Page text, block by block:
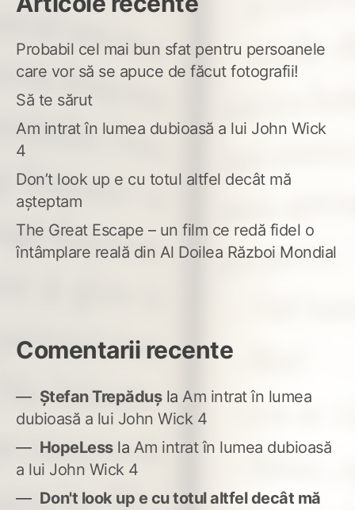
Probabil cel mai bun sfat pentru persoanele
care vor să se apuce de făcut fotografii!
Să te sărut
Am intrat în lumea dubioasă a lui John Wick
4
Don’t look up e cu totul altfel decât mă
așteptam
The Great Escape – un film ce redă fidel o
întâmplare reală din Al Doilea Război Mondial
Comentarii recente
Ștefan Trepădușla Am intrat în lumea
dubioasă a lui John Wick 4
HopeLessla Am intrat în lumea dubioasă
a lui John Wick 4
Don't look up e cu totul altfel decât mă